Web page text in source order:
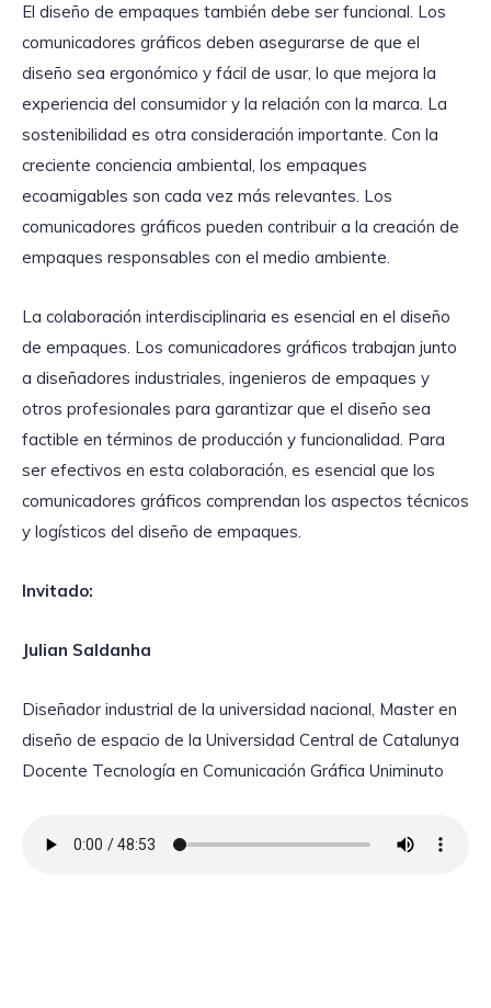
El diseño de empaques también debe ser funcional. Los
comunicadores gráficos deben asegurarse de que el
diseño sea ergonómico y fácil de usar, lo que mejora la
experiencia del consumidor y la relación con la marca. La
sostenibilidad es otra consideración importante. Con la
creciente conciencia ambiental, los empaques
ecoamigables son cada vez más relevantes. Los
comunicadores gráficos pueden contribuir a la creación de
empaques responsables con el medio ambiente.
La colaboración interdisciplinaria es esencial en el diseño
de empaques. Los comunicadores gráficos trabajan junto
a diseñadores industriales, ingenieros de empaques y
otros profesionales para garantizar que el diseño sea
factible en términos de producción y funcionalidad. Para
ser efectivos en esta colaboración, es esencial que los
comunicadores gráficos comprendan los aspectos técnicos
y logísticos del diseño de empaques.
Invitado:
Julian Saldanha
Diseñador industrial de la universidad nacional, Master en
diseño de espacio de la Universidad Central de Catalunya
Docente Tecnología en Comunicación Gráfica Uniminuto